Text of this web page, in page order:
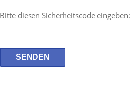
Bitte diesen Sicherheitscode eingeben: